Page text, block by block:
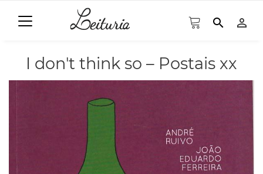
search person_outline
I don't think so – Postais xx